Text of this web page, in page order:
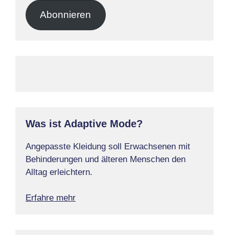
Adresse
Abonnieren
Was ist Adaptive Mode?
Angepasste Kleidung soll Erwachsenen mit
Behinderungen und älteren Menschen den
Alltag erleichtern.
Erfahre mehr